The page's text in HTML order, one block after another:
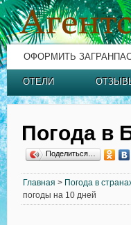
ОФОРМИТЬ
ОТЕЛИ
Погода в
Поделиться…
Главная > Погода в
погоды на 10 дней